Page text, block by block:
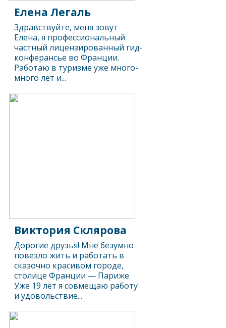
Елена Легаль
Здравствуйте, меня зовут
Елена, я профессиональный
частный лицензированный гид-
конферансье во Франции.
Работаю в туризме уже много-
много лет и...
Виктория Склярова
Дорогие друзья! Мне безумно
повезло жить и работать в
сказочно красивом городе,
столице Франции — Париже.
Уже 19 лет я совмещаю работу
и удовольствие...